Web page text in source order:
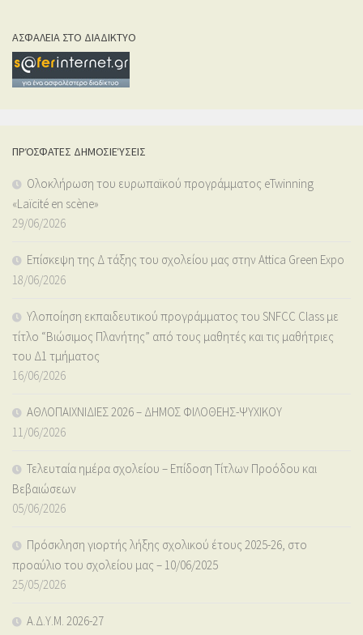
ΑΣΦΑΛΕΙΑ ΣΤΟ ΔΙΑΔΙΚΤΥΟ
ΠΡΌΣΦΑΤΕΣ ΔΗΜΟΣΙΕΎΣΕΙΣ
Ολοκλήρωση του ευρωπαϊκού προγράμματος eTwinning
«Laïcité en scène»
29/06/2026
Επίσκεψη της Δ τάξης του σχολείου μας στην Attica Green Expo
18/06/2026
Υλοποίηση εκπαιδευτικού προγράμματος του SNFCC Class με
τίτλο “Βιώσιμος Πλανήτης” από τους μαθητές και τις μαθήτριες
του Δ1 τμήματος
16/06/2026
ΑΘΛΟΠΑΙΧΝΙΔΙΕΣ 2026 – ΔΗΜΟΣ ΦΙΛΟΘΕΗΣ-ΨΥΧΙΚΟΥ
11/06/2026
Τελευταία ημέρα σχολείου – Επίδοση Τίτλων Προόδου και
Βεβαιώσεων
05/06/2026
Πρόσκληση γιορτής λήξης σχολικού έτους 2025-26, στο
προαύλιο του σχολείου μας – 10/06/2025
25/05/2026
Α.Δ.Υ.Μ. 2026-27